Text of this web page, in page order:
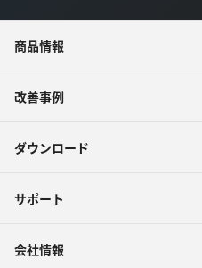
商品情報
改善事例
ダウンロード
サポート
会社情報